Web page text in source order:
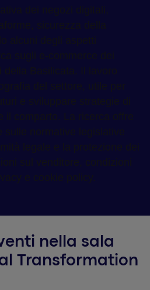
dei negozi digitali,
sicurezza della
alcuni degli aspetti
sugli e-commerce dei
della Basilicata. Il lavoro
del settore, utile per
e sviluppare strategie di
il comparto. La ricerca offre
sulle normative legislative
legale e la protezione dei
sul venditore, condizioni
e cookie policy.
nella sala
Transformation